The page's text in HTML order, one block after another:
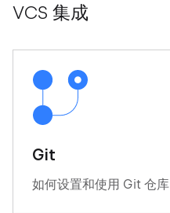
VCS 集成
Git
如何设置和使用 Git 仓库